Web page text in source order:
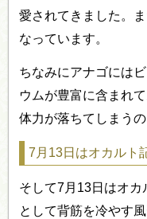
愛されてきました。
なっています。
ちなみにアナゴには
ウムが豊富に含まれ
体力が落ちてしまう
7月13日はオカルト
そして7月13日はオカ
として背筋を冷やす